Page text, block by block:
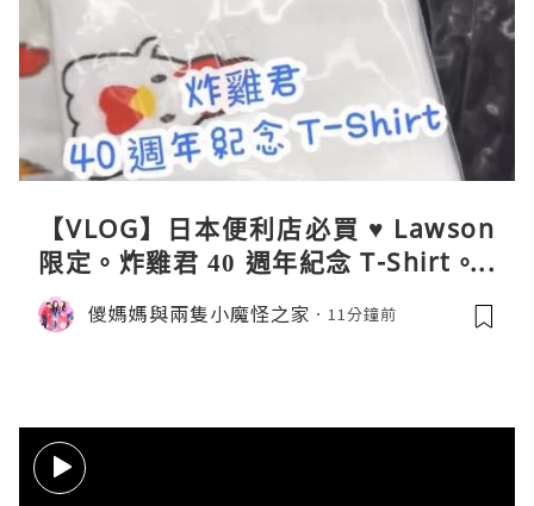
【VLOG】日本便利店必買 ♥ Lawson
限定。炸雞君 40 週年紀念 T-Shirt。C
oleman 聯乘晴雨兩用自動開合折疊
傘。與 Calbee / 湖池屋共同開發製作
儍媽媽與兩隻小魔怪之家 11分鐘前